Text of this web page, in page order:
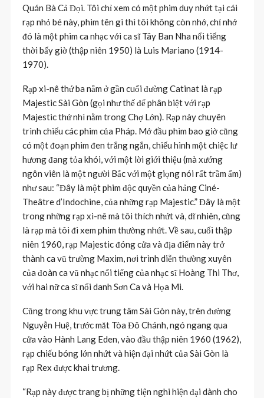
Quán Bà Cả Đọi. Tôi chỉ xem có một phim duy nhứt tại cái
rạp nhỏ bé này, phim tên gì thì tôi không còn nhớ, chỉ nhớ
đó là một phim ca nhạc với ca sĩ Tây Ban Nha nổi tiếng
thời bấy giờ (thập niên 1950) là Luis Mariano (1914-
1970).
Rạp xi-nê thứ ba nằm ở gần cuối đường Catinat là rạp
Majestic Sài Gòn (gọi như thế để phân biệt với rạp
Majestic thứ nhì nằm trong Chợ Lớn). Rạp này chuyên
trình chiếu các phim của Pháp. Mở đầu phim bao giờ cũng
có một đoạn phim đen trắng ngắn, chiếu hình một chiệc lư
hương đang tỏa khói, với một lời giới thiệu (mà xướng
ngôn viên là một người Bắc với một giọng nói rất trầm ấm)
như sau: “Đây là một phim độc quyền của hảng Ciné-
Theâtre d’Indochine, của những rạp Majestic.” Đây là một
trong những rạp xi-nê mà tôi thích nhứt và, dĩ nhiên, cũng
là rạp mà tôi đi xem phim thường nhứt. Về sau, cuối thập
niên 1960, rạp Majestic đóng cửa và địa điểm này trở
thành ca vũ trường Maxim, nơi trình diễn thường xuyên
của đoàn ca vũ nhạc nổi tiếng của nhạc sĩ Hoàng Thi Thơ,
với hai nữ ca sĩ nổi danh Sơn Ca và Họa Mi.
Cũng trong khu vực trung tâm Sài Gòn này, trên đường
Nguyễn Huệ, trước măt Tòa Đô Chánh, ngó ngang qua
cửa vào Hành Lang Eden, vào đầu thập niên 1960 (1962),
rạp chiếu bóng lớn nhứt và hiện đại nhứt của Sài Gòn là
rạp Rex được khai trương.
“Rạp này được trang bị những tiện nghi hiện đại dành cho